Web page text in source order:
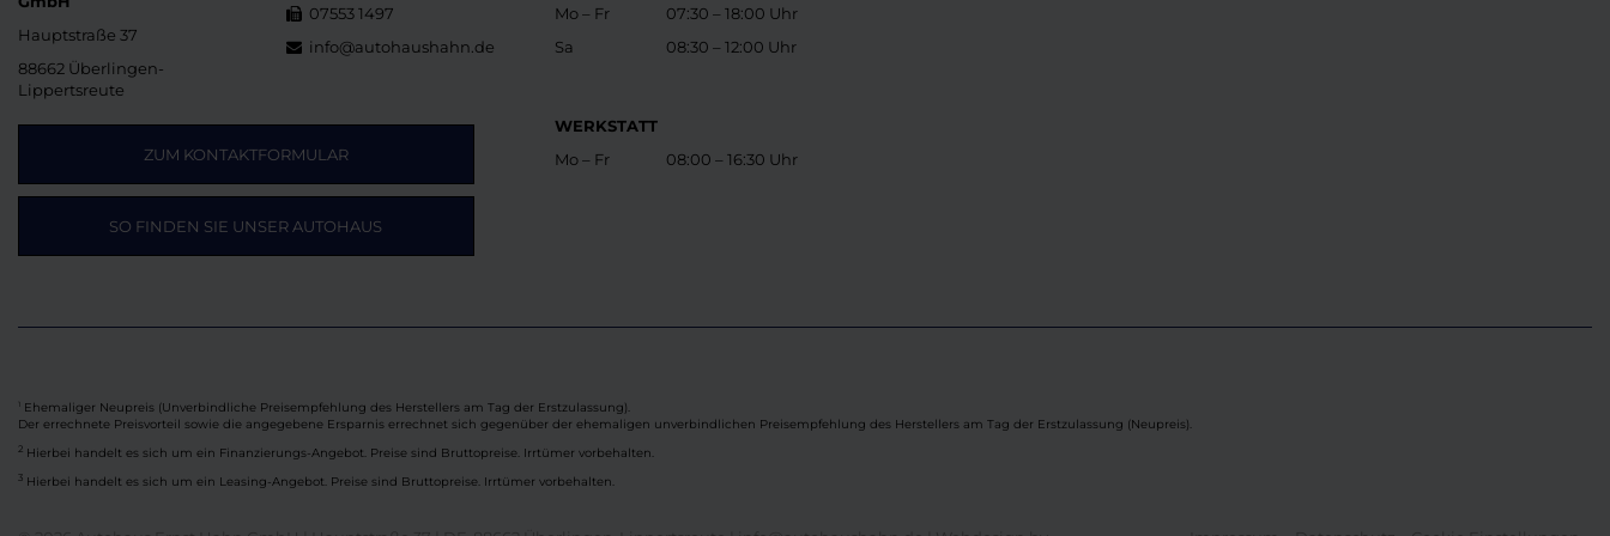
Hauptstraße 37
88662 Überlingen-
Lippertsreute
07553 1497
info@autohaushahn.de
ZUM KONTAKTFORMULAR
SO FINDEN SIE UNSER AUTOHAUS
Mo – Fr
Sa
07:30 – 18:00 Uhr
08:30 – 12:00 Uhr
WERKSTATT
Mo – Fr
08:00 – 16:30 Uhr
Ehemaliger Neupreis (Unverbindliche Preisempfehlung des Herstellers am Tag der Erstzulassung).
Der errechnete Preisvorteil sowie die angegebene Ersparnis errechnet sich gegenüber der ehemaligen unverbindlichen Preisempfehlung des Herstellers am Tag der Erstzulassung (Neupreis).
2 Hierbei handelt es sich um ein Finanzierungs-Angebot. Preise sind Bruttopreise. Irrtümer vorbehalten.
3 Hierbei handelt es sich um ein Leasing-Angebot. Preise sind Bruttopreise. Irrtümer vorbehalten.